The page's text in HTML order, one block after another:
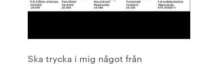
Ska trycka i mig något från